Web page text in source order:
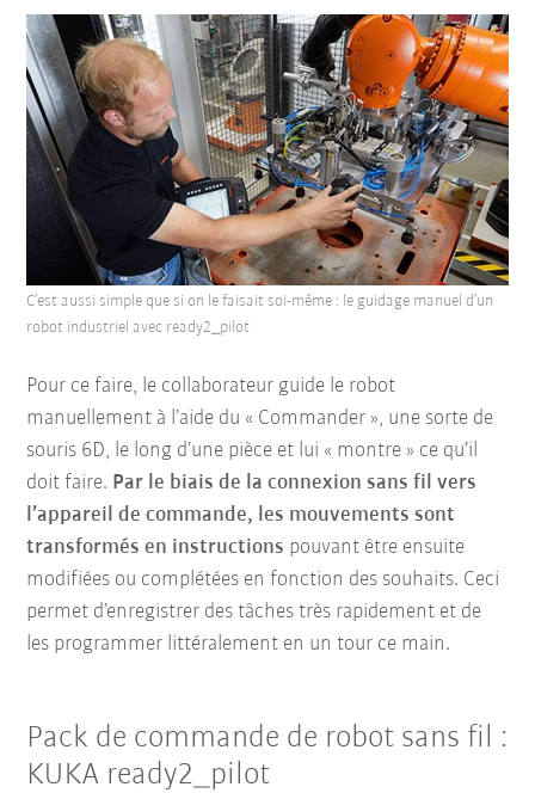
Pour ce faire, le collaborateur guide le robot
manuellement à l’aide du « Commander », une sorte de
souris 6D, le long d’une pièce et lui « montre » ce qu’il
doit faire. Par le biais de la connexion sans fil vers
l’appareil de commande, les mouvements sont
transformés en instructions pouvant être ensuite
modifiées ou complétées en fonction des souhaits. Ceci
permet d’enregistrer des tâches très rapidement et de
les programmer littéralement en un tour ce main.
C’est aussi simple que si on le faisait soi-même : le guidage manuel d’un
robot industriel avec ready2_pilot
Pack de commande de robot sans fil :
KUKA ready2_pilot